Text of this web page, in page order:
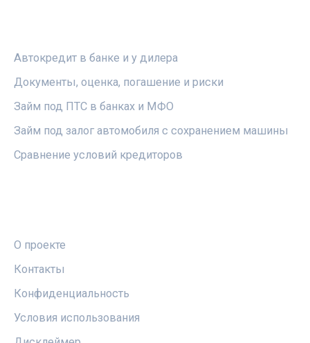
Автокредит в банке и у дилера
Документы, оценка, погашение и риски
Займ под ПТС в банках и МФО
Займ под залог автомобиля с сохранением машины
Сравнение условий кредиторов
О проекте
Контакты
Конфиденциальность
Условия использования